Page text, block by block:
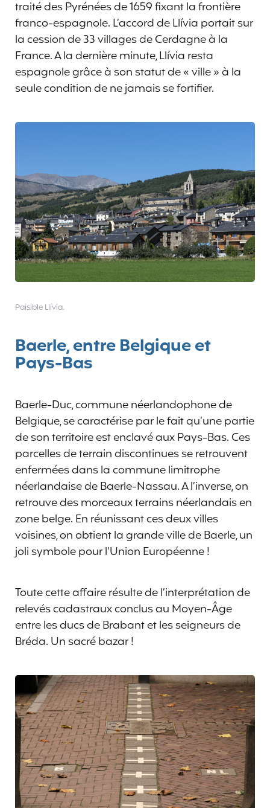
traité des Pyrénées de 1659 fixant la frontière
franco-espagnole. L’accord de Llívia portait sur
la cession de 33 villages de Cerdagne à la
France. A la dernière minute, Llívia resta
espagnole grâce à son statut de « ville » à la
seule condition de ne jamais se fortifier.
Paisible Llívia.
Baerle, entre Belgique et
Pays-Bas
Baerle-Duc, commune néerlandophone de
Belgique, se caractérise par le fait qu’une partie
de son territoire est enclavé aux Pays-Bas. Ces
parcelles de terrain discontinues se retrouvent
enfermées dans la commune limitrophe
néerlandaise de Baerle-Nassau. A l’inverse, on
retrouve des morceaux terrains néerlandais en
zone belge. En réunissant ces deux villes
voisines, on obtient la grande ville de Baerle, un
joli symbole pour l’Union Européenne !
Toute cette affaire résulte de l’interprétation de
relevés cadastraux conclus au Moyen-Âge
entre les ducs de Brabant et les seigneurs de
Bréda. Un sacré bazar !